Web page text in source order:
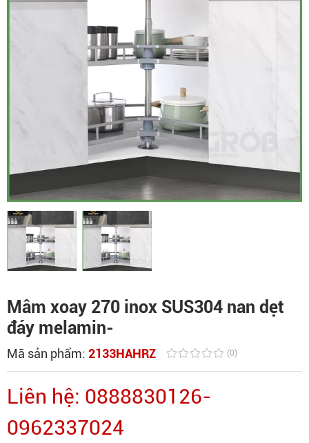
Mâm xoay 270 inox SUS304 nan dẹt
đáy melamin-
Mã sản phẩm: 2133HAHRZ (0)
Liên hệ: 0888830126-
0962337024